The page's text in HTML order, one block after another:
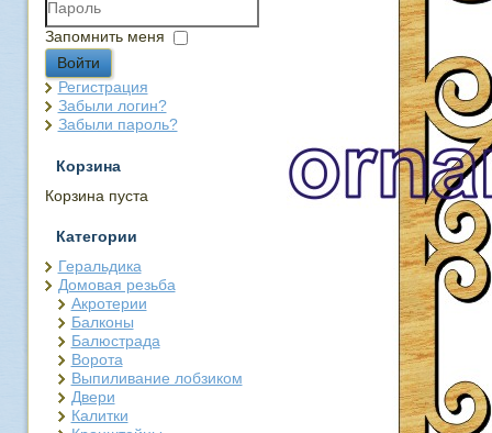
Запомнить меня
Войти
Регистрация
Забыли логин?
Забыли пароль?
Корзина
Корзина пуста
Категории
Геральдика
Домовая резьба
Акротерии
Балконы
Балюстрада
Ворота
Выпиливание лобзиком
Двери
Калитки